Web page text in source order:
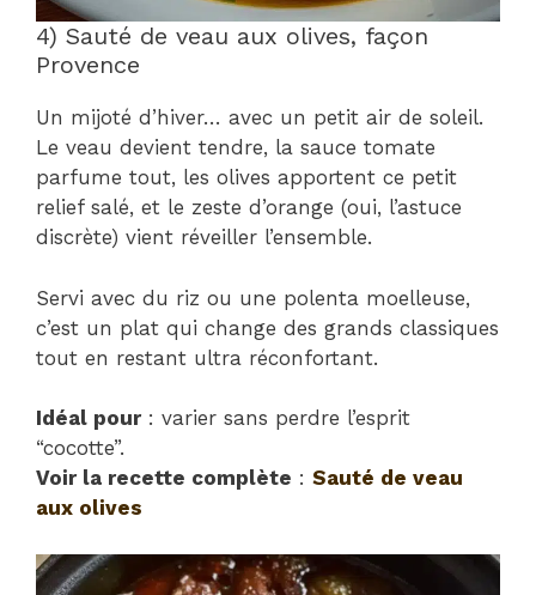
4) Sauté de veau aux olives, façon
Provence
Un mijoté d’hiver… avec un petit air de soleil.
Le veau devient tendre, la sauce tomate
parfume tout, les olives apportent ce petit
relief salé, et le zeste d’orange (oui, l’astuce
discrète) vient réveiller l’ensemble.
Servi avec du riz ou une polenta moelleuse,
c’est un plat qui change des grands classiques
tout en restant ultra réconfortant.
Idéal pour: varier sans perdre l’esprit
“cocotte”.
Voir la recette complète : Sauté de veau
aux olives